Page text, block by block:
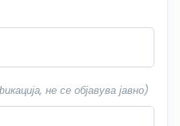
не се објавува јавно)